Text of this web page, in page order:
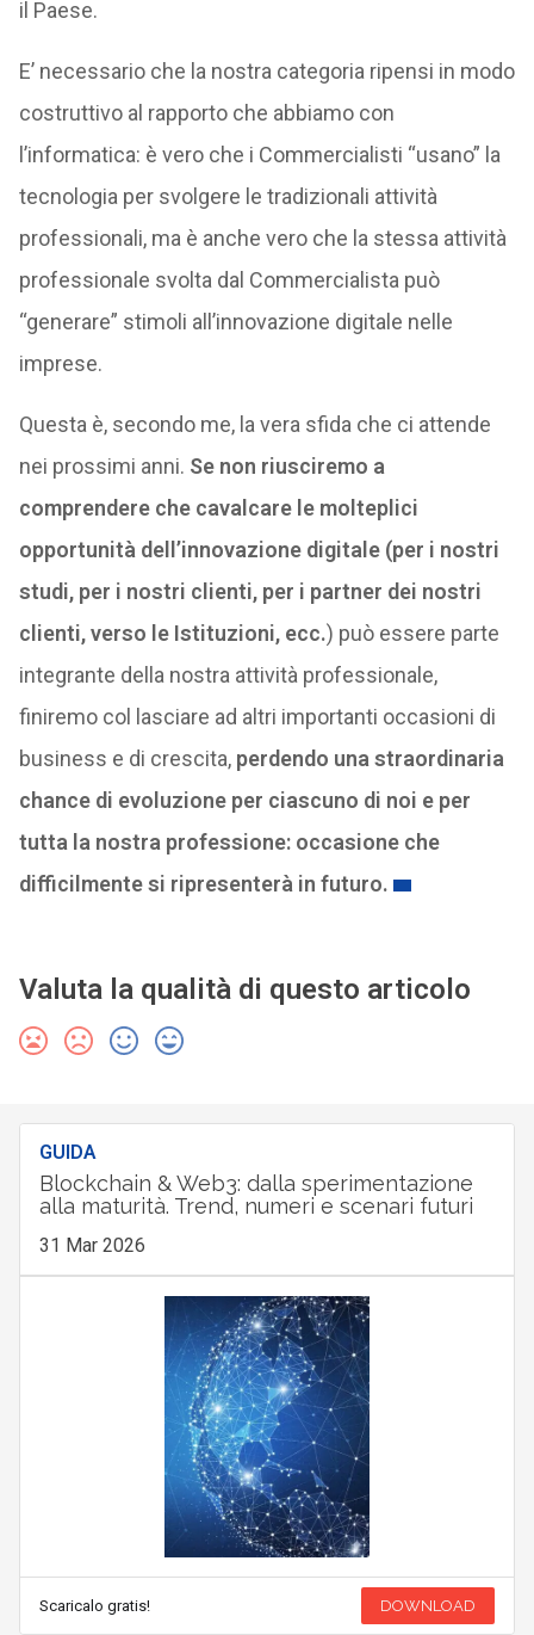
il Paese.
E’ necessario che la nostra categoria ripensi in modo
costruttivo al rapporto che abbiamo con
l’informatica: è vero che i Commercialisti “usano” la
tecnologia per svolgere le tradizionali attività
professionali, ma è anche vero che la stessa attività
professionale svolta dal Commercialista può
“generare” stimoli all’innovazione digitale nelle
imprese.
Questa è, secondo me, la vera sfida che ci attende
nei prossimi anni. Se non riusciremo a
comprendere che cavalcare le molteplici
opportunità dell’innovazione digitale (per i nostri
studi, per i nostri clienti, per i partner dei nostri
clienti, verso le Istituzioni, ecc.) può essere parte
integrante della nostra attività professionale,
finiremo col lasciare ad altri importanti occasioni di
business e di crescita, perdendo una straordinaria
chance di evoluzione per ciascuno di noi e per
tutta la nostra professione: occasione che
difficilmente si ripresenterà in futuro.
Valuta la qualità di questo articolo
GUIDA
Blockchain & Web3: dalla sperimentazione
alla maturità. Trend, numeri e scenari futuri
31 Mar 2026
Scaricalo gratis! DOWNLOAD